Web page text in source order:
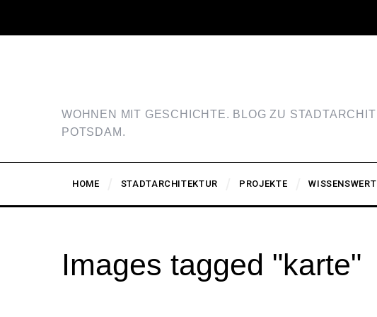
WOHNEN MIT GESCHICHTE. BLOG ZU
POTSDAM.
HOME STADTARCHITEKTUR PROJEKTE
Images tagged "karte"